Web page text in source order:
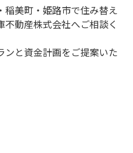
稲美町・姫路市で住み替え
動産株式会社へご相談く
ンと資金計画をご提案いた